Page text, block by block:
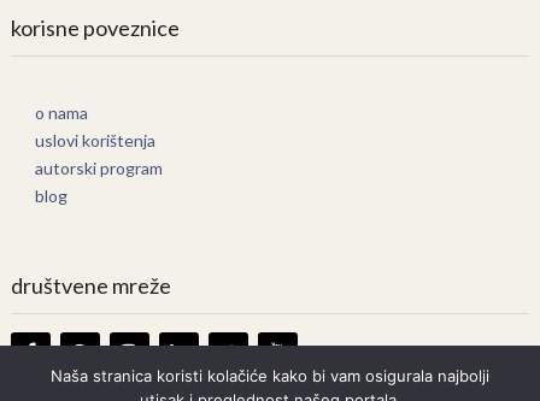
korisne poveznice
o nama
uslovi korištenja
autorski program
blog
društvene mreže
Naša stranica koristi kolačiće kako bi vam osigurala najbolji